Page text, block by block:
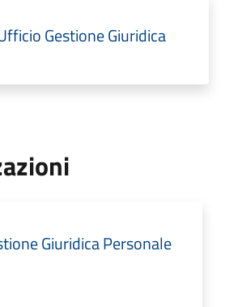
Gestione Giuridica
Giuridica Personale